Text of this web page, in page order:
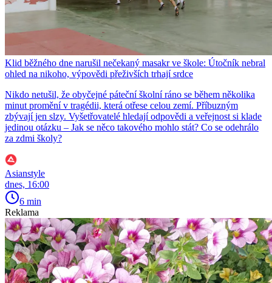
Klid běžného dne narušil nečekaný masakr ve škole: Útočník nebral
ohled na nikoho, výpovědi přeživších trhají srdce
Nikdo netušil, že obyčejné páteční školní ráno se během několika
minut promění v tragédii, která otřese celou zemí. Příbuzným
zbývají jen slzy. Vyšetřovatelé hledají odpovědi a veřejnost si klade
jedinou otázku – Jak se něco takového mohlo stát? Co se odehrálo
za zdmi školy?
Asianstyle
dnes, 16:00
6 min
Reklama